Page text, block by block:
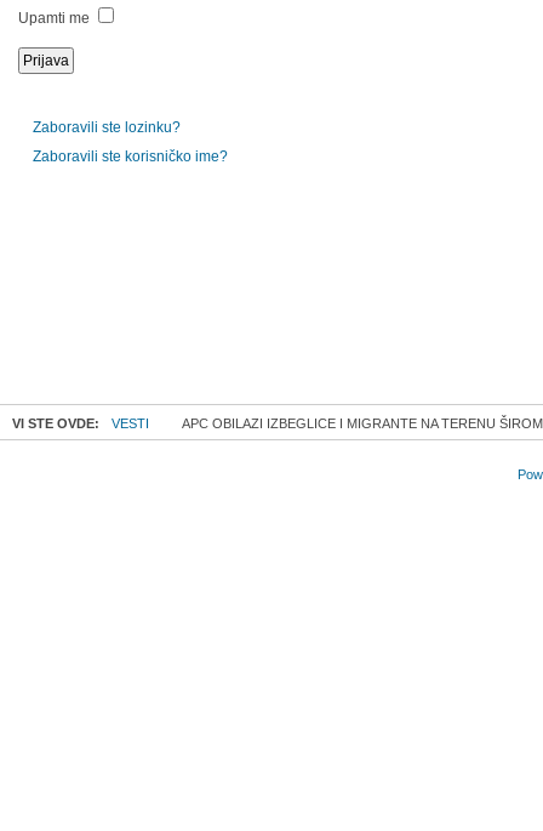
Upamti me
Zaboravili ste lozinku?
Zaboravili ste korisničko ime?
VI STE OVDE: VESTI APC OBILAZI IZBEGLICE I MIGRANTE NA TERENU